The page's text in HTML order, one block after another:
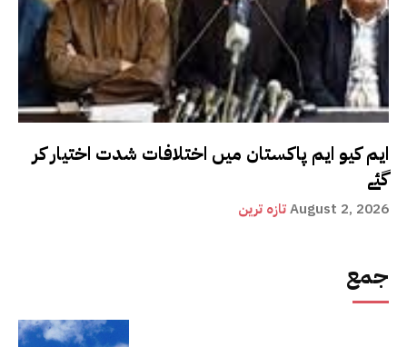
ایم کیو ایم پاکستان میں اختلافات شدت اختیار کر
گئے
تازہ ترینAugust 2, 2026
جمع